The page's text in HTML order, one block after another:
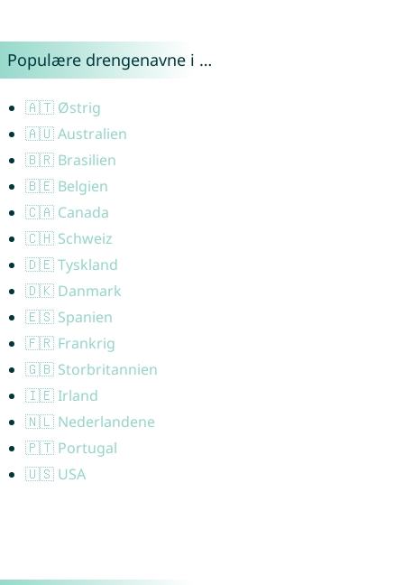
Populære drengenavne i …
🇦🇹 Østrig
🇦🇺 Australien
🇧🇷 Brasilien
🇧🇪 Belgien
🇨🇦 Canada
🇨🇭 Schweiz
🇩🇪 Tyskland
🇩🇰 Danmark
🇪🇸 Spanien
🇫🇷 Frankrig
🇬🇧 Storbritannien
🇮🇪 Irland
🇳🇱 Nederlandene
🇵🇹 Portugal
🇺🇸 USA